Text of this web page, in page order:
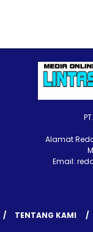
Alamat
Email:
TENTANG KAMI